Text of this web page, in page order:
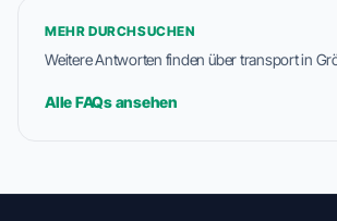
MEHR DURCHSUCHEN
Weitere Antworten finden über transport in
Alle FAQs ansehen